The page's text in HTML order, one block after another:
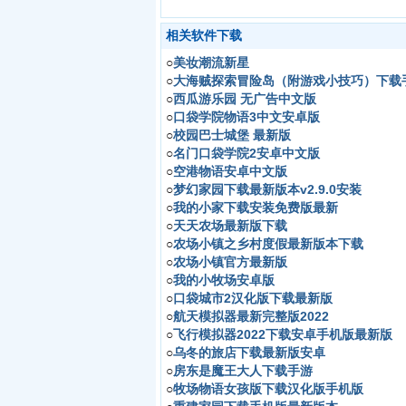
相关软件下载
○美妆潮流新星
○大海贼探索冒险岛（附游戏小技巧）下载
○西瓜游乐园 无广告中文版
○口袋学院物语3中文安卓版
○校园巴士城堡 最新版
○名门口袋学院2安卓中文版
○空港物语安卓中文版
○梦幻家园下载最新版本v2.9.0安装
○我的小家下载安装免费版最新
○天天农场最新版下载
○农场小镇之乡村度假最新版本下载
○农场小镇官方最新版
○我的小牧场安卓版
○口袋城市2汉化版下载最新版
○航天模拟器最新完整版2022
○飞行模拟器2022下载安卓手机版最新版
○乌冬的旅店下载最新版安卓
○房东是魔王大人下载手游
○牧场物语女孩版下载汉化版手机版